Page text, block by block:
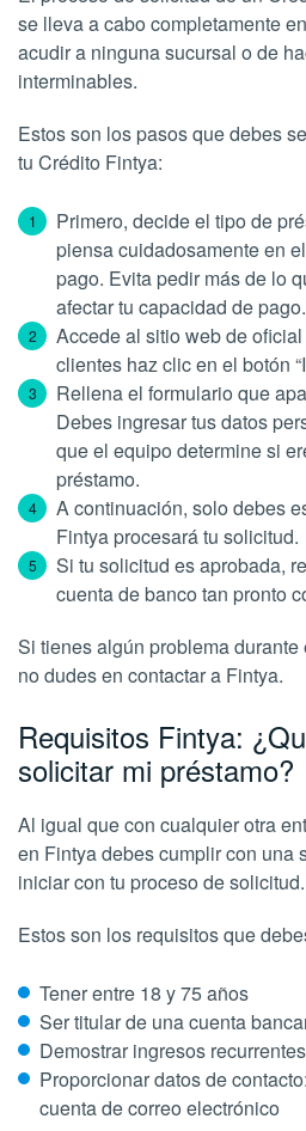
se lleva a cabo completamente
acudir a ninguna sucursal o de
interminables.
Estos son los pasos que debes
tu Crédito Fintya:
Primero, decide el tipo de
piensa cuidadosamente en
pago. Evita pedir más de lo
afectar tu capacidad de pago.
Accede al sitio web de
clientes haz clic en el botón
Rellena el formulario que
Debes ingresar tus datos
que el equipo determine si
préstamo.
A continuación, solo debes
Fintya procesará tu solicitud.
Si tu solicitud es aprobada,
cuenta de banco tan pronto
Si tienes algún problema
no dudes en contactar a Fintya.
Requisitos Fintya:
solicitar mi préstamo?
Al igual que con cualquier otra
en Fintya debes cumplir con una
iniciar con tu proceso de solicitud.
Estos son los requisitos que
Tener entre 18 y 75 años
Ser titular de una cuenta
Demostrar ingresos recurrentes
Proporcionar datos de
cuenta de correo electrónico